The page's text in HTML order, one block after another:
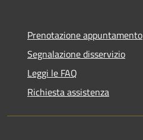
Prenotazione appuntamento
Segnalazione disservizio
Leggi le FAQ
Richiesta assistenza